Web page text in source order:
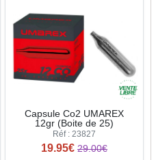
Capsule Co2 UMAREX
12gr (Boite de 25)
Réf : 23827
19.95€ 29.00€